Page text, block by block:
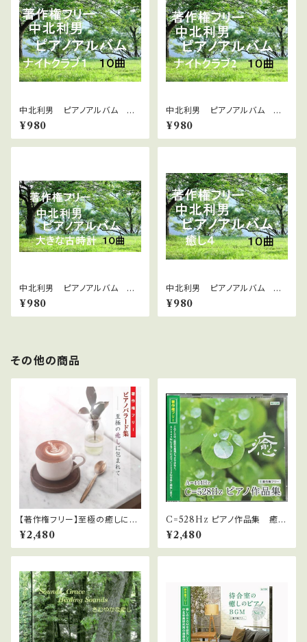
中北利男 ピアノアルバム ナ
イトクラブ１
¥980
中北利男 ピアノアルバム ナ
イトクラブ２
¥980
中北利男 ピアノアルバム 大
きな古時計
¥980
中北利男 ピアノアルバム 癒
し4
¥980
その他の商品
【著作権フリー】至極の癒しに包
まれて
¥2,480
C=528Hz ピアノ作品集 癒
【著作権フリー】 WAVファイル
¥2,480